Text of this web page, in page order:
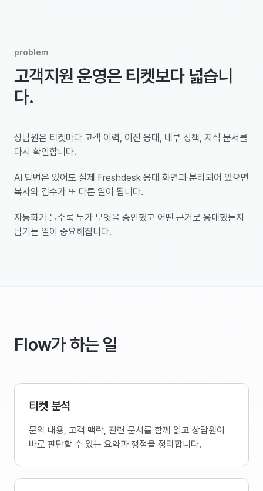
problem
고객지원 운영은 티켓보다 넓습니
다.
상담원은 티켓마다 고객 이력, 이전 응대, 내부 정책, 지식 문서를
다시 확인합니다.
AI 답변은 있어도 실제 Freshdesk 응대 화면과 분리되어 있으면
복사와 검수가 또 다른 일이 됩니다.
자동화가 늘수록 누가 무엇을 승인했고 어떤 근거로 응대했는지
남기는 일이 중요해집니다.
Flow가 하는 일
티켓 분석
문의 내용, 고객 맥락, 관련 문서를 함께 읽고 상담원이
바로 판단할 수 있는 요약과 쟁점을 정리합니다.